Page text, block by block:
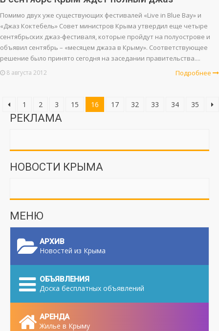
Помимо двух уже существующих фестивалей «Live in Blue Bay» и
«Джаз Коктебель» Совет министров Крыма утвердил еще четыре
сентябрьских джаз-фестиваля, которые пройдут на полуострове и
объявил сентябрь – «месяцем джаза в Крыму». Соответствующее
решение было принято сегодня на заседании правительства....
Подробнее
8 августа 2012
1 2 3 15 16 17 32 33 34 35
РЕКЛАМА
НОВОСТИ КРЫМА
МЕНЮ
АРХИВ
Новостей из Крыма
ОБЪЯВЛЕНИЯ
Доска бесплатных объявлений
АРЕНДА
Жилье в Крыму